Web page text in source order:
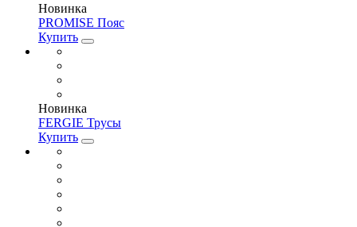
Новинка
PROMISE Пояс
Купить
Новинка
FERGIE Трусы
Купить